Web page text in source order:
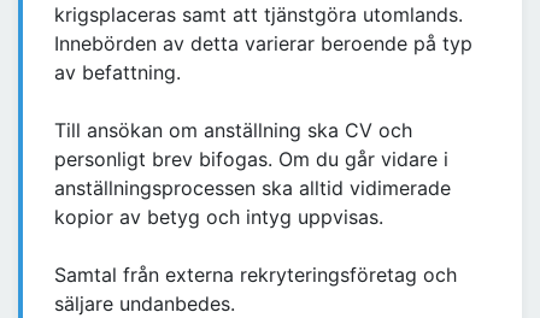
krigsplaceras samt att tjänstgöra utomlands.
Innebörden av detta varierar beroende på typ
av befattning.
Till ansökan om anställning ska CV och
personligt brev bifogas. Om du går vidare i
anställningsprocessen ska alltid vidimerade
kopior av betyg och intyg uppvisas.
Samtal från externa rekryteringsföretag och
säljare undanbedes.